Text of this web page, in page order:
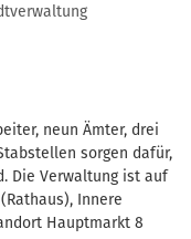
neun Ämter, drei
sorgen dafür,
Die Verwaltung ist auf
Innere
Hauptmarkt 8